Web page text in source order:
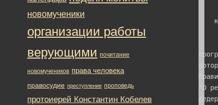
новомученики
организации работы
верующими почитание
новомучеников права человека
правосудие преступление проповедь
протоиерей Константин Кобелев